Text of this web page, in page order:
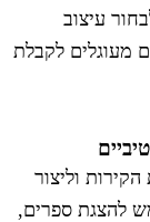
עיצוב
מעוגלים לקבלת
וליצור
להצגת ספרים,